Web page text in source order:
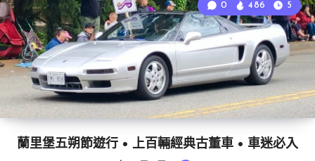
蘭里堡五朔節遊行 • 上百輛經典古董車 • 車迷必入
0 486 5